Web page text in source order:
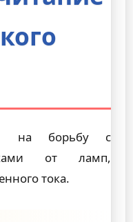
на борьбу с
от ламп,
тока.